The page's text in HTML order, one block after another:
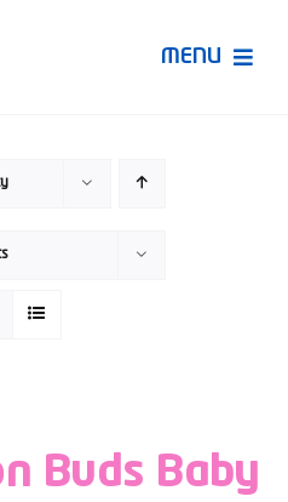
MENU
Buds Baby